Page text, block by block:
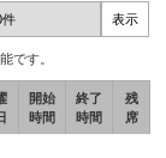
です。
開始
時間
終了
時間
残
席